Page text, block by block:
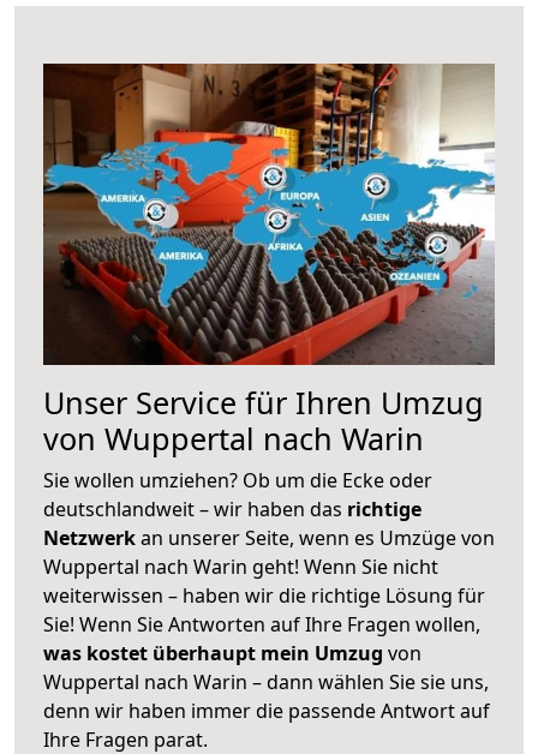
Unser Service für Ihren Umzug
von Wuppertal nach Warin
Sie wollen umziehen? Ob um die Ecke oder
deutschlandweit – wir haben das richtige
Netzwerkan unserer Seite, wenn es Umzüge von
Wuppertal nach Warin geht! Wenn Sie nicht
weiterwissen – haben wir die richtige Lösung für
Sie! Wenn Sie Antworten auf Ihre Fragen wollen,
was kostet überhaupt mein Umzug von
Wuppertal nach Warin – dann wählen Sie sie uns,
denn wir haben immer die passende Antwort auf
Ihre Fragen parat.